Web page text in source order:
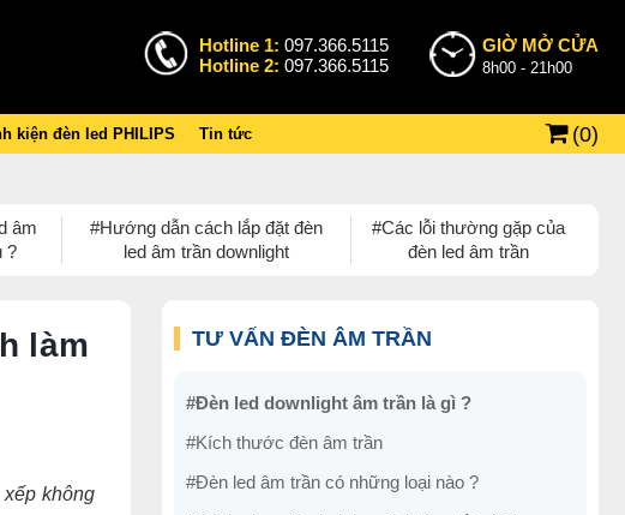
Hotline 1: 097.366.5115
Hotline 2: 097.366.5115
GIỜ MỞ CỬA
8h00 - 21h00
kiện đèn led PHILIPS Tin tức (0)
âm
?
#Hướng dẫn cách lắp đặt đèn
led âm trần downlight
#Các lỗi thường gặp của
đèn led âm trần
làm
không
TƯ VẤN ĐÈN ÂM TRẦN
#Đèn led downlight âm trần là gì ?
#Kích thước đèn âm trần
#Đèn led âm trần có những loại nào ?